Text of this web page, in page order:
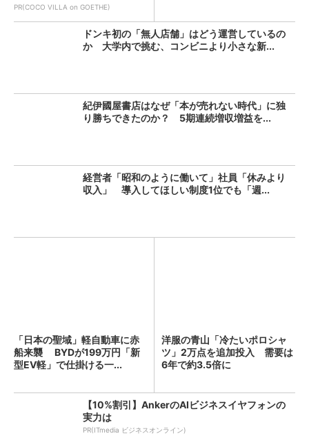
PR(COCO VILLA on GOETHE)
ドンキ初の「無人店舗」はどう運営しているの
か 大学内で挑む、コンビニより小さな新...
紀伊國屋書店はなぜ「本が売れない時代」に独
り勝ちできたのか？ 5期連続増収増益を...
経営者「昭和のように働いて」社員「休みより
収入」 導入してほしい制度1位でも「週...
「日本の聖域」軽自動車に赤
船来襲 BYDが199万円「新
型EV軽」で仕掛ける一...
洋服の青山「冷たいポロシャ
ツ」2万点を追加投入 需要は
6年で約3.5倍に
【10%割引】AnkerのAIビジネスイヤフォンの
実力は
PR(ITmedia ビジネスオンライン)